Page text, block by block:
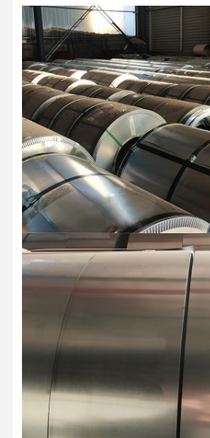
Τεχνητά κυλίνδρους
Καυτός - κυλημένες σπείρες
Ελασματοποιημένες εν ψυχρώ σπείρες
Επικάλυψη με χρώμα
Στρογγυλοί από ανοξείδωτο χάλυβα
Αλουμινένιες ράβδοι και περιτυλίγματα
Χάλκινες Λωρίδες και Χάλκινες ράβδους
Πλινθώματα ψευδάργυρου
Κελύβια Ίγκοντς και Πλάκες Κελύβδου